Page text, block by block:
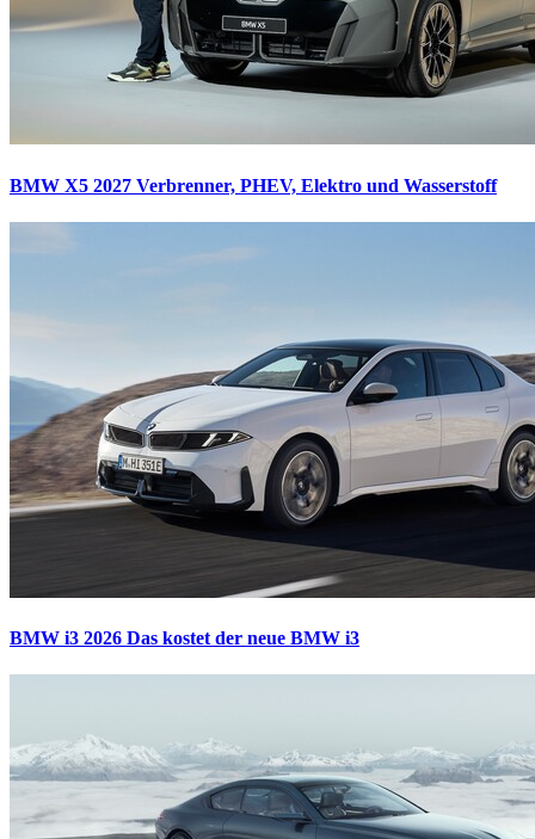
BMW X5 2027 Verbrenner, PHEV, Elektro und Wasserstoff
BMW i3 2026 Das kostet der neue BMW i3